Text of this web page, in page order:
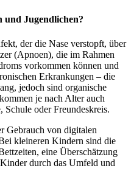
und Jugendlichen?
der die Nase verstopft, über
(Apnoen), die im Rahmen
vorkommen können und
Erkrankungen – die
jedoch sind organische
je nach Alter auch
Schule oder Freundeskreis.
Gebrauch von digitalen
kleineren Kindern sind die
eine Überschätzung
durch das Umfeld und